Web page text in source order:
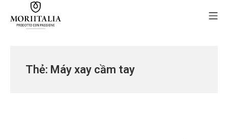
Thẻ: Máy xay cầm tay